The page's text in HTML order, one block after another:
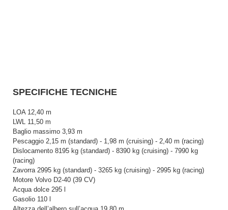
SPECIFICHE TECNICHE
LOA 12,40 m
LWL 11,50 m
Baglio massimo 3,93 m
Pescaggio 2,15 m (standard) - 1,98 m (cruising) - 2,40 m (racing)
Dislocamento 8195 kg (standard) - 8390 kg (cruising) - 7990 kg
(racing)
Zavorra 2995 kg (standard) - 3265 kg (cruising) - 2995 kg (racing)
Motore Volvo D2-40 (39 CV)
Acqua dolce 295 l
Gasolio 110 l